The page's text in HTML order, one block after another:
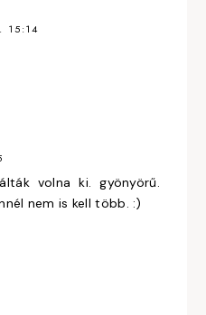
15:14
volna ki. gyönyörű.
nem is kell több. :)